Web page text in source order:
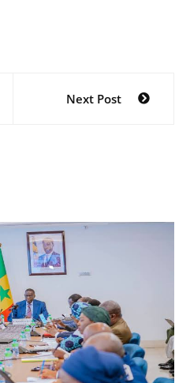
Next Post